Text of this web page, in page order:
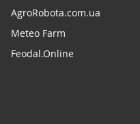
AgroRobota.com.ua
Meteo Farm
Feodal.Online